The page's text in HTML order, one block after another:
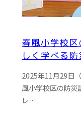
春風小学校
しく学べる
2025年11月29日
風小学校区の防災
レ…